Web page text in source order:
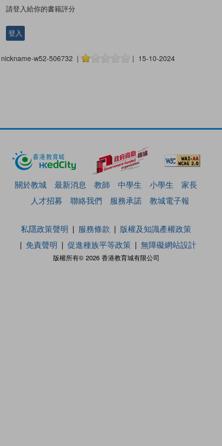
請登入給你的書籍評分
登入
nickname-w52-506732 | | 15-10-2024
關於教城 最新消息 教師 中學生 小學生
家長
人才招募
聯絡我們 服務承諾 教城電子報
版權所有© 2026 香港教育城有限公司
私隱政策聲明 服務條款
版權及知識產權政策
免責聲明
促進種族平等政策 無障礙網站設計